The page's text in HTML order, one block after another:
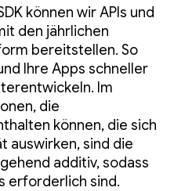
können wir APIs und
den jährlichen
bereitstellen. So
Ihre Apps schneller
Im
die
können, die sich
auswirken, sind die
additiv, sodass
erforderlich sind.